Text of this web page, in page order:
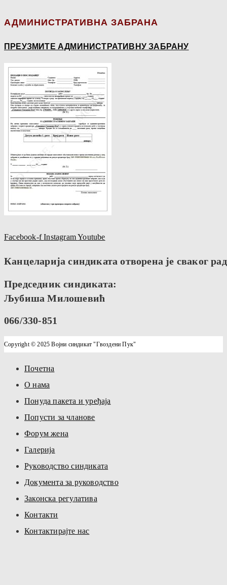
АДМИНИСТРАТИВНА ЗАБРАНА
ПРЕУЗМИТЕ АДМИНИСТРАТИВНУ ЗАБРАНУ
Facebook-f InstagramYoutube
Канцеларија синдиката отворена је сваког
Председник синдиката:
Љубиша Милошевић
066/330-851
Copyright © 2025 Војни синдикат "Гвоздени Пук"
Почетна
О нама
Понуда пакета и уређаја
Попусти за чланове
Форум жена
Галерија
Руководство синдиката
Документа за руководство
Законска регулатива
Контакти
Контактирајте нас